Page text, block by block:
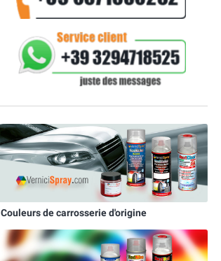
Couleurs de carrosserie d'origine